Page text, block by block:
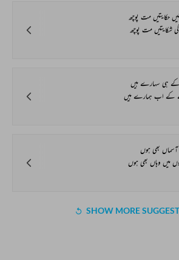
حکایتیں مت پوچھ
کی شکایتیں مت پوچھ
کے ہی سہارے ہیں
کے اب ہمارے ہیں
آسماں بھی ہوں
میں وہاں بھی ہوں
SHOW MORE